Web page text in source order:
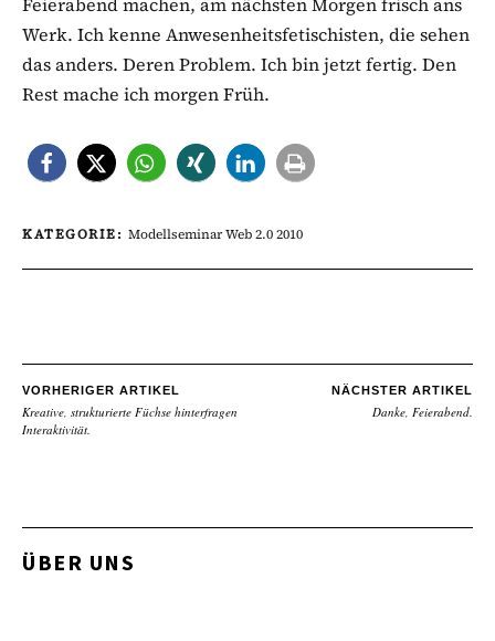
Werk. Ich kenne Anwesenheitsfetischisten, die sehen
das anders. Deren Problem. Ich bin jetzt fertig. Den
Rest mache ich morgen Früh.
KATEGORIE: Modellseminar Web 2.0 2010
VORHERIGER ARTIKEL
Kreative, strukturierte Füchse hinterfragen
Interaktivität.
NÄCHSTER ARTIKEL
Danke, Feierabend.
ÜBER UNS